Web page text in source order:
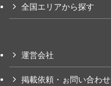
全国エリアから探す
運営会社
掲載依頼・ぉ問い合わせ